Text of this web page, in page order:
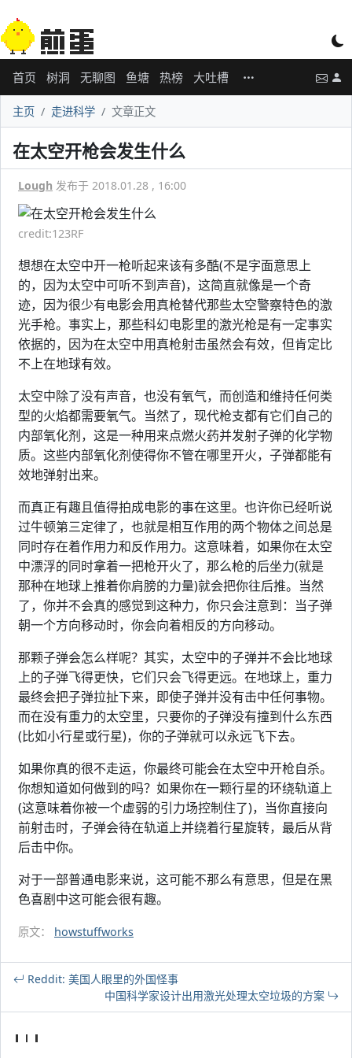
首页 树洞 无聊图 鱼塘 热榜 大吐槽
主页 走进科学 文章正文
在太空开枪会发生什么
Lough 发布于 2018.01.28 , 16:00
credit:123RF
想想在太空中开一枪听起来该有多酷(不是字面意思上
的，因为太空中可听不到声音)，这简直就像是一个奇
迹，因为很少有电影会用真枪替代那些太空警察特色的激
光手枪。事实上，那些科幻电影里的激光枪是有一定事实
依据的，因为在太空中用真枪射击虽然会有效，但肯定比
不上在地球有效。
太空中除了没有声音，也没有氧气，而创造和维持任何类
型的火焰都需要氧气。当然了，现代枪支都有它们自己的
内部氧化剂，这是一种用来点燃火药并发射子弹的化学物
质。这些内部氧化剂使得你不管在哪里开火，子弹都能有
效地弹射出来。
而真正有趣且值得拍成电影的事在这里。也许你已经听说
过牛顿第三定律了，也就是相互作用的两个物体之间总是
同时存在着作用力和反作用力。这意味着，如果你在太空
中漂浮的同时拿着一把枪开火了，那么枪的后坐力(就是
那种在地球上推着你肩膀的力量)就会把你往后推。当然
了，你并不会真的感觉到这种力，你只会注意到：当子弹
朝一个方向移动时，你会向着相反的方向移动。
那颗子弹会怎么样呢？其实，太空中的子弹并不会比地球
上的子弹飞得更快，它们只会飞得更远。在地球上，重力
最终会把子弹拉扯下来，即使子弹并没有击中任何事物。
而在没有重力的太空里，只要你的子弹没有撞到什么东西
(比如小行星或行星)，你的子弹就可以永远飞下去。
如果你真的很不走运，你最终可能会在太空中开枪自杀。
你想知道如何做到的吗？如果你在一颗行星的环绕轨道上
(这意味着你被一个虚弱的引力场控制住了)，当你直接向
前射击时，子弹会待在轨道上并绕着行星旋转，最后从背
后击中你。
对于一部普通电影来说，这可能不那么有意思，但是在黑
色喜剧中这可能会很有趣。
原文： howstuffworks
Reddit: 美国人眼里的外国怪事
中国科学家设计出用激光处理太空垃圾的方案